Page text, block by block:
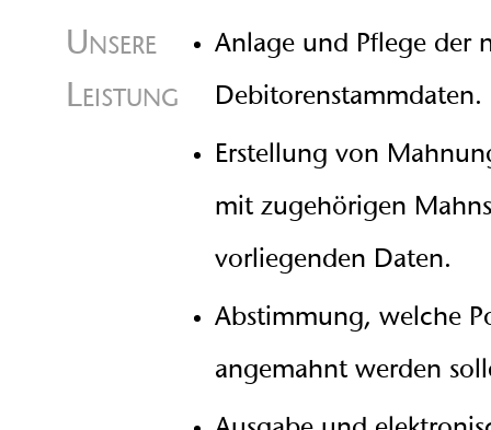
Unsere
Leistung
Anlage und Pflege der
Debitorenstammdaten.
Erstellung von
mit zugehörigen
vorliegenden Daten.
Abstimmung, welche
angemahnt werden